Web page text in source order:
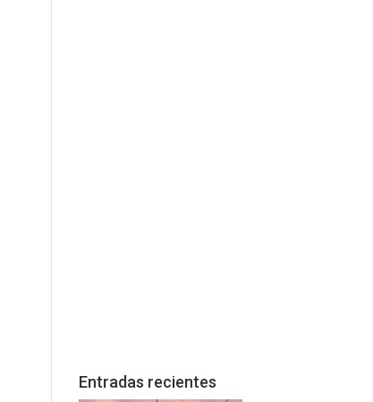
Entradas recientes